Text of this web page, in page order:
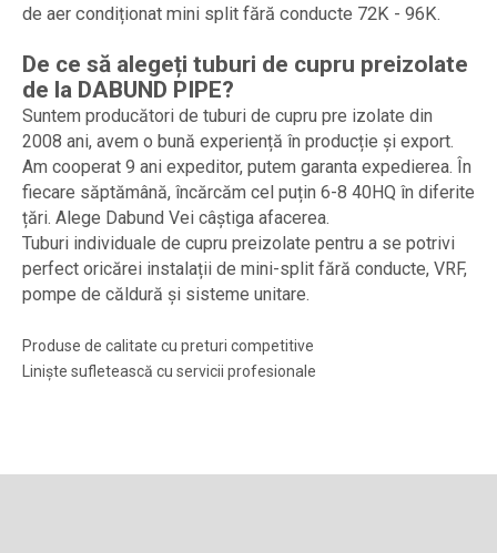
de aer condiționat mini split fără conducte 72K - 96K.
De ce să alegeți tuburi de cupru preizolate
de la DABUND PIPE?
Suntem producători de tuburi de cupru pre izolate din
2008 ani, avem o bună experiență în producție și export.
Am cooperat 9 ani expeditor, putem garanta expedierea. În
fiecare săptămână, încărcăm cel puțin 6-8 40HQ în diferite
țări. Alege Dabund Vei câștiga afacerea.
Tuburi individuale de cupru preizolate pentru a se potrivi
perfect oricărei instalații de mini-split fără conducte, VRF,
pompe de căldură și sisteme unitare.
Produse de calitate cu preturi competitive
Liniște sufletească cu servicii profesionale